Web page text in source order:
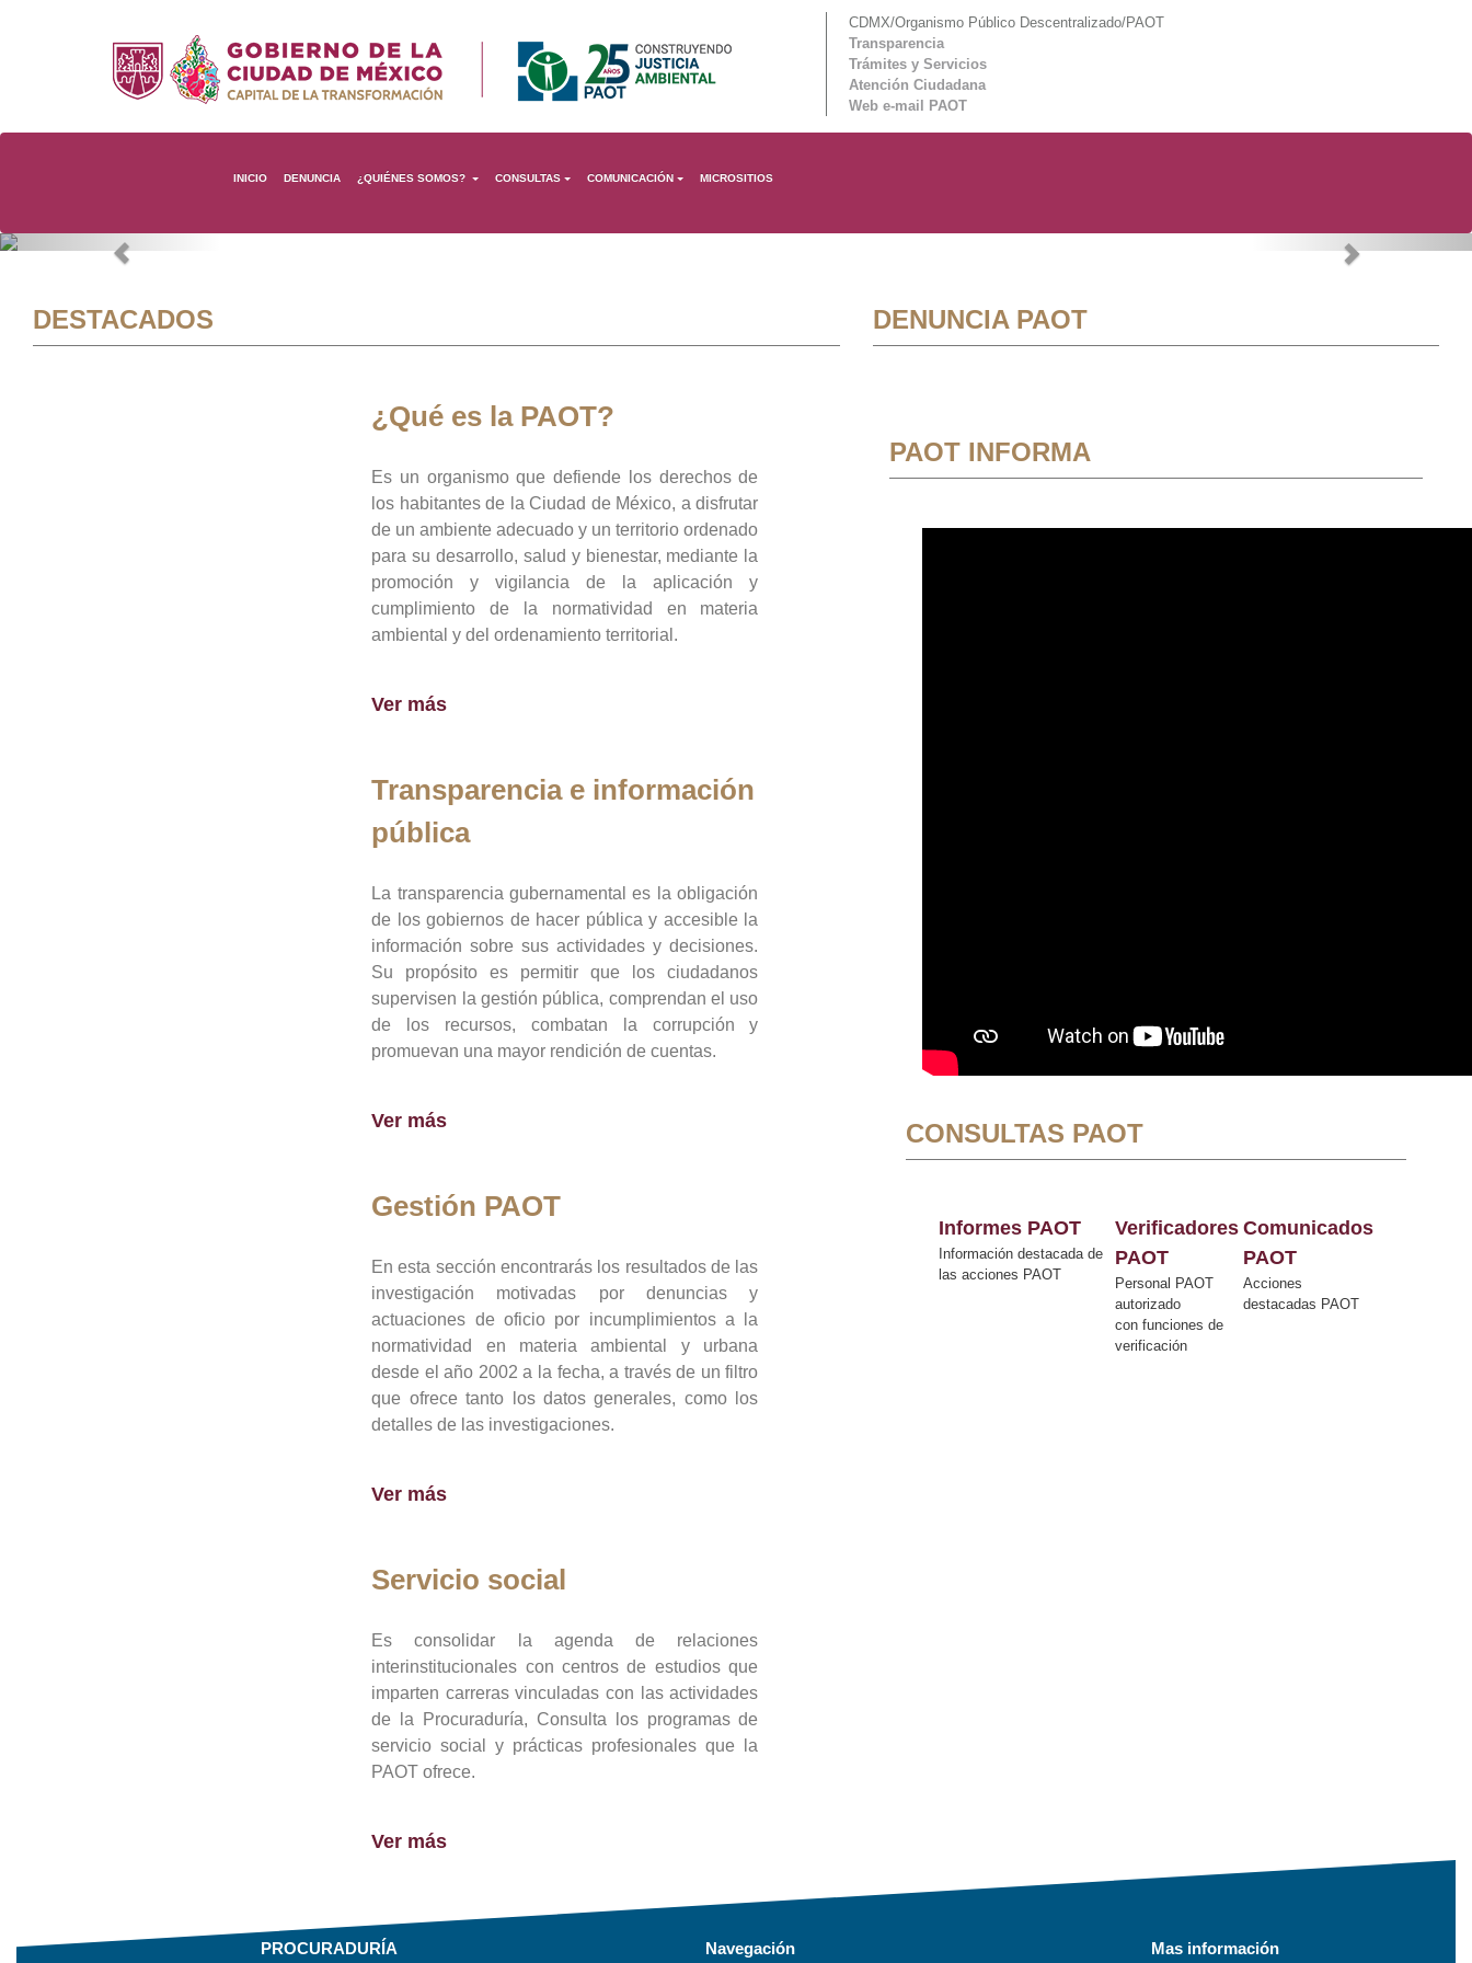
CDMX/Organismo Público Descentralizado/PAOT
Transparencia
Trámites y Servicios
Atención Ciudadana
Web e-mail PAOT
INICIO DENUNCIA ¿QUIÉNES SOMOS? CONSULTAS COMUNICACIÓN MICROSITIOS
Previous Next
DESTACADOS
¿Qué es la PAOT?
Es un organismo que defiende los derechos de
los habitantes de la Ciudad de México, a disfrutar
de un ambiente adecuado y un territorio ordenado
para su desarrollo, salud y bienestar, mediante la
promoción y vigilancia de la aplicación y
cumplimiento de la normatividad en materia
ambiental y del ordenamiento territorial.
Ver más
Transparencia e información
pública
La transparencia gubernamental es la obligación
de los gobiernos de hacer pública y accesible la
información sobre sus actividades y decisiones.
Su propósito es permitir que los ciudadanos
supervisen la gestión pública, comprendan el uso
de los recursos, combatan la corrupción y
promuevan una mayor rendición de cuentas.
Ver más
Gestión PAOT
En esta sección encontrarás los resultados de las
investigación motivadas por denuncias y
actuaciones de oficio por incumplimientos a la
normatividad en materia ambiental y urbana
desde el año 2002 a la fecha, a través de un filtro
que ofrece tanto los datos generales, como los
detalles de las investigaciones.
Ver más
Servicio social
Es consolidar la agenda de relaciones
interinstitucionales con centros de estudios que
imparten carreras vinculadas con las actividades
de la Procuraduría, Consulta los programas de
servicio social y prácticas profesionales que la
PAOT ofrece.
Ver más
DENUNCIA PAOT
PAOT INFORMA
CONSULTAS PAOT
Informes PAOT
Información destacada de
las acciones PAOT
Verificadores
PAOT
Personal PAOT
autorizado
con funciones de
verificación
Comunicados
PAOT
Acciones
destacadas PAOT
PROCURADURÍA Navegación Mas información